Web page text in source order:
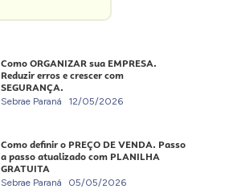
Como ORGANIZAR sua EMPRESA.
Reduzir erros e crescer com
SEGURANÇA.
Sebrae Paraná 12/05/2026
Como definir o PREÇO DE VENDA. Passo
a passo atualizado com PLANILHA
GRATUITA
Sebrae Paraná 05/05/2026